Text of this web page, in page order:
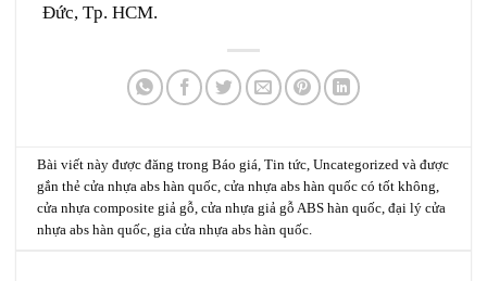
Đức, Tp. HCM.
Bài viết này được đăng trongBáo giá,Tin tức,Uncategorized và được
gắn thẻcửa nhựa abs hàn quốc,cửa nhựa abs hàn quốc có tốt không,
cửa nhựa composite giả gỗ,cửa nhựa giả gỗ ABS hàn quốc,đại lý cửa
nhựa abs hàn quốc,gia cửa nhựa abs hàn quốc.